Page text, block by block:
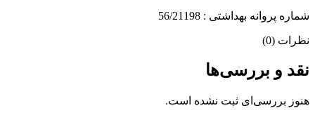
شماره پروانه بهداشتی : 56/21198
نظرات (0)
نقد و بررسی‌ها
هنوز بررسی‌ای ثبت نشده است.